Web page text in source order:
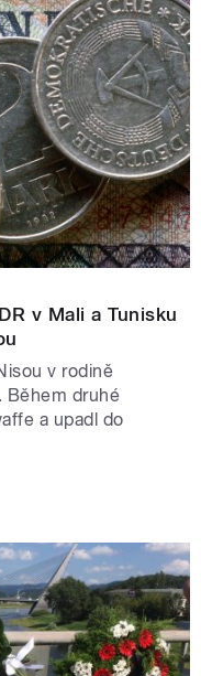
v Mali a Tunisku
v rodině
Během druhé
a upadl do